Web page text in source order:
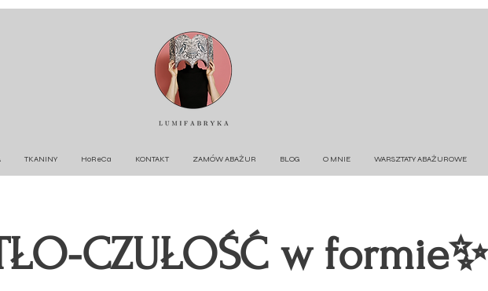
TKANINY HoReCa KONTAKT ZAMÓW ABAŻUR BLOG O MNIE WARSZTATY ABAŻUROWE
CZUŁOŚĆ w formie✨